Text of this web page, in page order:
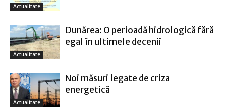
Actualitate
Actualitate
Dunărea: O perioadă hidrologică fără
egal în ultimele decenii
Actualitate
Noi măsuri legate de criza
energetică